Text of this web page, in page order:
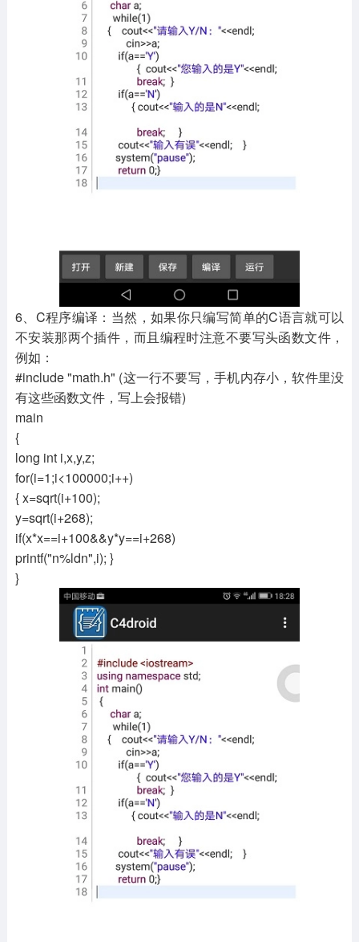
6、C程序编译：当然，如果你只编写简单的C语言就可以
不安装那两个插件，而且编程时注意不要写头函数文件，
例如：
#include "math.h" (这一行不要写，手机内存小，软件里没
有这些函数文件，写上会报错)
main
{
long int i,x,y,z;
for(i=1;i<100000;i++)
{ x=sqrt(i+100);
y=sqrt(i+268);
if(x*x==i+100&&y*y==i+268)
printf("n%ldn",i); }
}